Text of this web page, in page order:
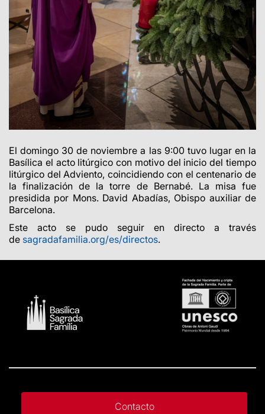
El domingo 30 de noviembre a las 9:00 tuvo lugar en la
Basílica el acto litúrgico con motivo del inicio del tiempo
litúrgico del Adviento, coincidiendo con el centenario de
la finalización de la torre de Bernabé. La misa fue
presidida por Mons. David Abadías, Obispo auxiliar de
Barcelona.
Este acto se pudo seguir en directo a través
de sagradafamilia.org/es/directos.
Contacto